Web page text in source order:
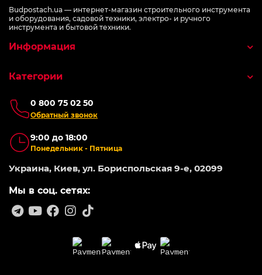
Budpostach.ua — интернет-магазин строительного инструмента
и оборудования, садовой техники, электро- и ручного
инструмента и бытовой техники.
0 800 75 02 50
Обратный звонок
9:00 до 18:00
Понедельник - Пятница
Украина, Киев, ул. Бориспольская 9-е, 02099
Мы в соц. сетях:
Информация
Категории